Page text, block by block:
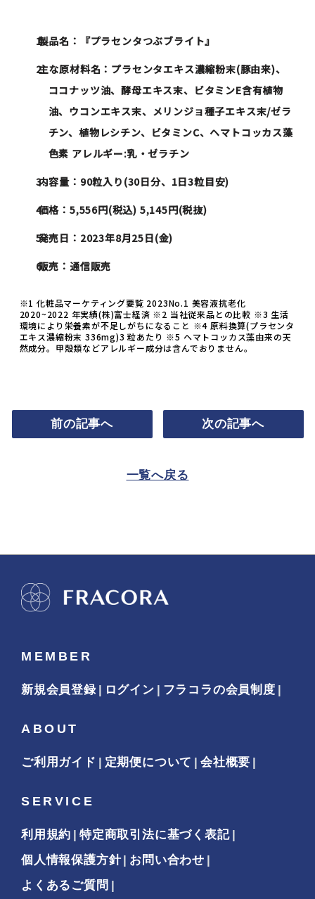
製品名：『プラセンタつぶブライト』
主な原材料名：プラセンタエキス濃縮粉末(豚由来)、
ココナッツ油、酵母エキス末、ビタミンE含有植物
油、ウコンエキス末、メリンジョ種子エキス末/ゼラ
チン、植物レシチン、ビタミンC、ヘマトコッカス藻
色素 アレルギー:乳・ゼラチン
内容量：90粒入り(30日分、1日3粒目安)
価格：5,556円(税込) 5,145円(税抜)
発売日：2023年8月25日(金)
販売：通信販売
※1 化粧品マーケティング要覧 2023No.1 美容液抗老化
2020~2022 年実績(株)富士経済 ※2 当社従来品との比較 ※3 生活
環境により栄養素が不足しがちになること ※4 原料換算(プラセンタ
エキス濃縮粉末 336mg)3 粒あたり ※5 ヘマトコッカス藻由来の天
然成分。甲殻類などアレルギー成分は含んでおりません。
前の記事へ
一覧へ戻る
次の記事へ
MEMBER
新規会員登録 ログイン フラコラの会員制度
ABOUT
ご利用ガイド 定期便について 会社概要
SERVICE
利用規約
特定商取引法に基づく表記
個人情報保護方針
お問い合わせ
よくあるご質問